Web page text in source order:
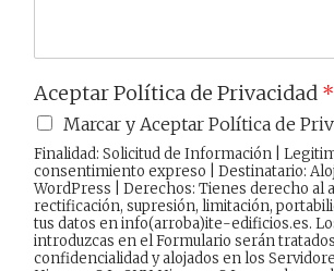
Aceptar Política de Privacidad *
Marcar y Aceptar Política de
Finalidad: Solicitud de Información |
consentimiento expreso | Destinatario:
WordPress | Derechos: Tienes derecho al
rectificación, supresión, limitación,
tus datos en info(arroba)ite-edificios.es.
introduzcas en el Formulario serán
confidencialidad y alojados en los